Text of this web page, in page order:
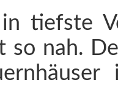
tiefste
so nah.